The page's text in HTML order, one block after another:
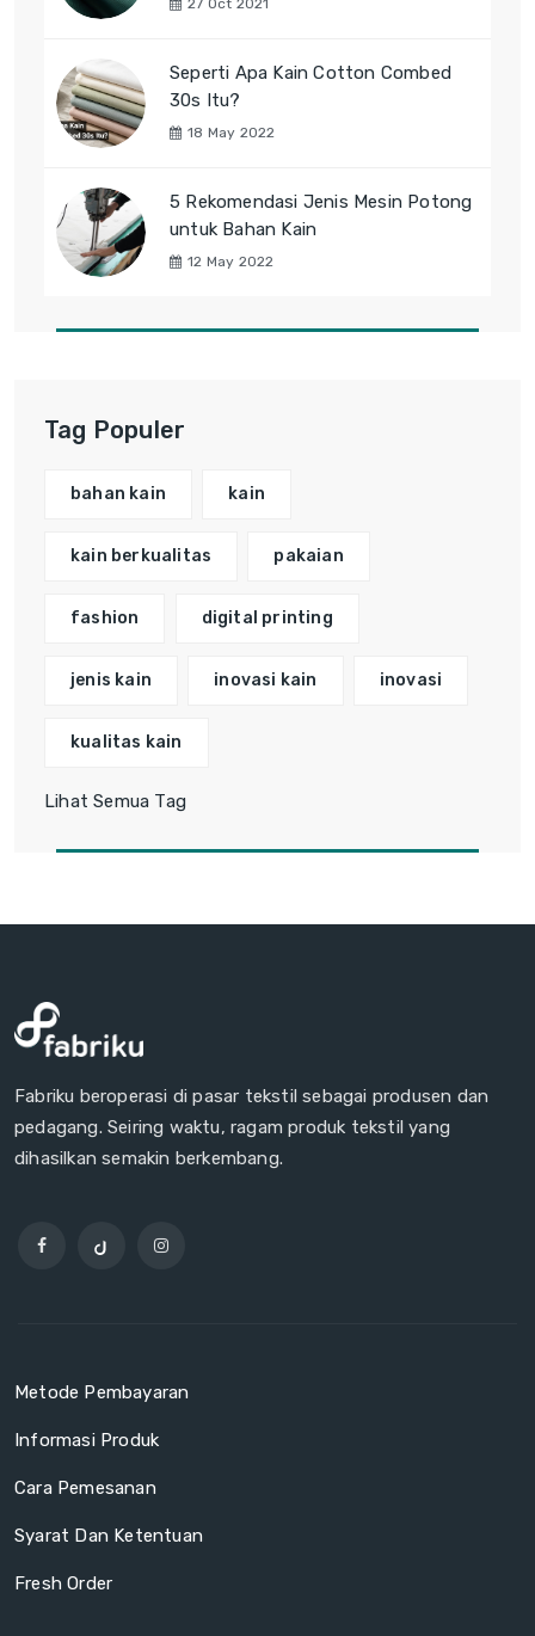
Seperti Apa Kain Cotton Combed
30s Itu?
18 May 2022
5 Rekomendasi Jenis Mesin Potong
untuk Bahan Kain
12 May 2022
Tag Populer
bahan kain kain
kain berkualitas pakaian
fashion digital printing
jenis kain inovasi kain inovasi
kualitas kain
Lihat Semua Tag
Fabriku beroperasi di pasar tekstil sebagai produsen dan
pedagang. Seiring waktu, ragam produk tekstil yang
dihasilkan semakin berkembang.
Metode Pembayaran
Informasi Produk
Cara Pemesanan
Syarat Dan Ketentuan
Fresh Order